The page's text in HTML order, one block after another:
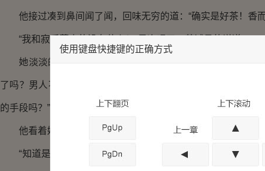
他接过凑到鼻间闻了闻，回味无穷的道：“确实是好茶！香
“我和寂采薇真的没有什么！”君逸喝了口茶诚恳的说道。
她淡淡的看了他一眼，“你以为我是三岁的孩童啊！几句甜
了吗？男人不是不是总喜欢为自己所犯下的错误找借口吗？巧
的手段吗？”
他看着她一幅知道还这样的表情说，“你明明知道的，我不
“知道是一回事接受是一回事，我了解你那么做的原因，可
使用键盘快捷键的正确方式